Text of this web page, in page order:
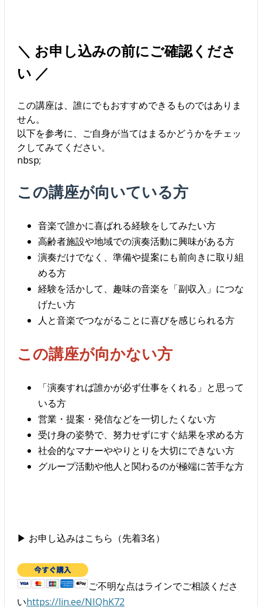
＼ お申し込みの前にご確認くださ
い ／
この講座は、誰にでもおすすめできるものではありま
せん。
以下を参考に、ご自身が当てはまるかどうかをチェッ
クしてみてください。
nbsp;
この講座が向いている方
音楽で誰かに喜ばれる経験をしてみたい方
高齢者施設や地域での演奏活動に興味がある方
演奏だけでなく、準備や提案にも前向きに取り組
める方
経験を活かして、趣味の音楽を「副収入」につな
げたい方
人と音楽でつながることに喜びを感じられる方
この講座が向かない方
「演奏すれば誰かが必ず仕事をくれる」と思って
いる方
営業・提案・発信などを一切したくない方
受け身の姿勢で、努力せずにすぐ結果を求める方
社会的なマナーややりとりを大切にできない方
グループ活動や他人と関わるのが極端に苦手な方
▶ お申し込みはこちら（先着3名）
ご不明な点はラインでご相談くださ
いhttps://lin.ee/NIQhK72